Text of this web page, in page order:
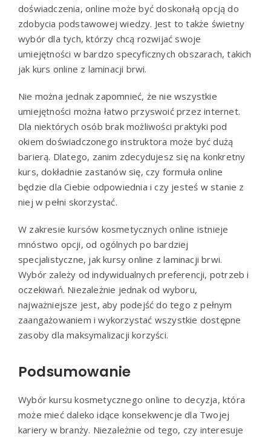
doświadczenia, online może być doskonałą opcją do
zdobycia podstawowej wiedzy. Jest to także świetny
wybór dla tych, którzy chcą rozwijać swoje
umiejętności w bardzo specyficznych obszarach, takich
jak kurs online z laminacji brwi.
Nie można jednak zapomnieć, że nie wszystkie
umiejętności można łatwo przyswoić przez internet.
Dla niektórych osób brak możliwości praktyki pod
okiem doświadczonego instruktora może być dużą
barierą. Dlatego, zanim zdecydujesz się na konkretny
kurs, dokładnie zastanów się, czy formuła online
będzie dla Ciebie odpowiednia i czy jesteś w stanie z
niej w pełni skorzystać.
W zakresie kursów kosmetycznych online istnieje
mnóstwo opcji, od ogólnych po bardziej
specjalistyczne, jak kursy online z laminacji brwi.
Wybór zależy od indywidualnych preferencji, potrzeb i
oczekiwań. Niezależnie jednak od wyboru,
najważniejsze jest, aby podejść do tego z pełnym
zaangażowaniem i wykorzystać wszystkie dostępne
zasoby dla maksymalizacji korzyści.
Podsumowanie
Wybór kursu kosmetycznego online to decyzja, która
może mieć daleko idące konsekwencje dla Twojej
kariery w branży. Niezależnie od tego, czy interesuje